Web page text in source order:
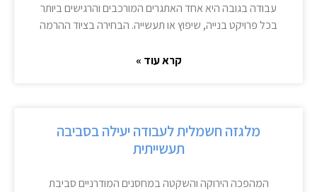
עבודה בגובה היא אחד האתגרים המורכבים והרגישים ביותר
בכל פרויקט בנייה, שיפוץ או תעשייה. הבחירה בציוד ההרמה
קרא עוד »
מלגזה חשמלית לעבודה יעילה בסביבה
תעשייתית
המהפכה הירוקה והשקטה במחסנים המודרניים סביבת